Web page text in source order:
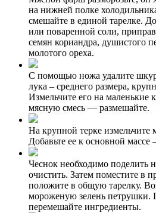
на нижней полке
смешайте в единой тарелке.
или поваренной соли,
семян кориандра, душистого
молотого ореха.
С помощью ножа удалите
лука – среднего размера,
Измельчите его на маленькие
мясную смесь — размешайте.
На крупной терке измельчите
Добавьте ее к основной массе
Чеснок необходимо поделить
очистить. Затем поместите в
положите в общую тарелку.
мороженую зелень петрушки.
перемешайте ингредиенты.